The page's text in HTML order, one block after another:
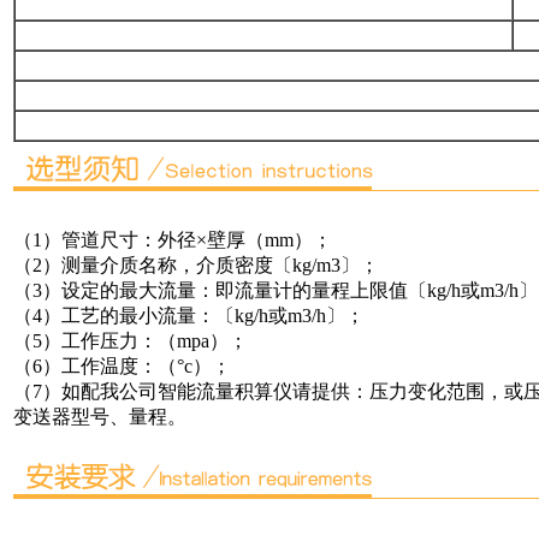
（1）管道尺寸：外径×壁厚（mm）；
（2）测量介质名称，介质密度〔kg/m3〕；
（3）设定的最大流量：即流量计的量程上限值〔kg/h或m3/h
（4）工艺的最小流量：〔kg/h或m3/h〕；
（5）工作压力：（mpa）；
（6）工作温度：（°c）；
（7）如配我公司智能流量积算仪请提供：压力变化范围，
变送器型号、量程。